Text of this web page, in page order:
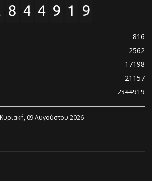
816
2562
17198
21157
2844919
Κυριακή, 09 Αυγούστου 2026